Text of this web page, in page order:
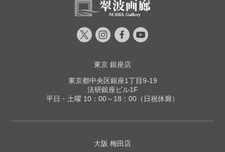
東京 銀座店
東京都中央区銀座1丁目9-19
法研銀座ビル1F
平日・土曜 10：00～18：00（日祝休廊）
大阪 梅田店